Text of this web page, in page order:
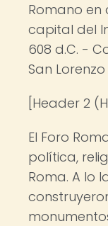
Romano en
capital del
608 d.C. -
San
[Header 2
El Foro
política,
Roma. A lo